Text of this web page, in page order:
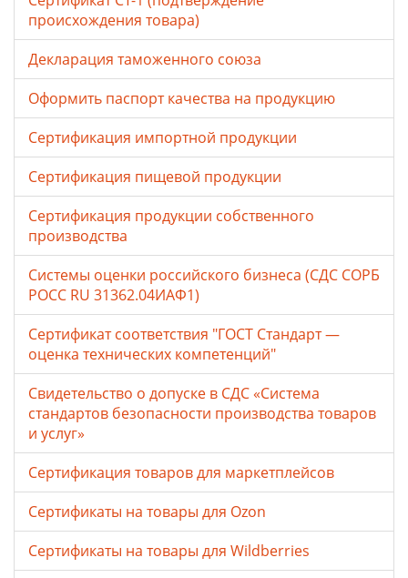
происхождения товара)
Декларация таможенного союза
Оформить паспорт качества на продукцию
Сертификация импортной продукции
Сертификация пищевой продукции
Сертификация продукции собственного
производства
Системы оценки российского бизнеса (СДС СОРБ
РОСС RU 31362.04ИАФ1)
Сертификат соответствия "ГОСТ Стандарт —
оценка технических компетенций"
Свидетельство о допуске в СДС «Система
стандартов безопасности производства товаров
и услуг»
Сертификация товаров для маркетплейсов
Cертификаты на товары для Ozon
Cертификаты на товары для Wildberries